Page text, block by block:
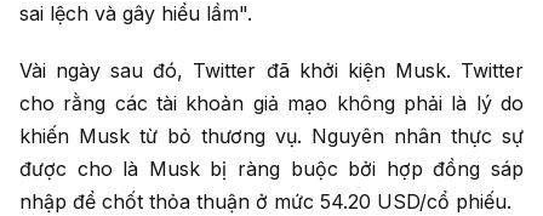
sai lệch và gây hiểu lầm".
Vài ngày sau đó, Twitter đã khởi kiện Musk. Twitter
cho rằng các tài khoản giả mạo không phải là lý do
khiến Musk từ bỏ thương vụ. Nguyên nhân thực sự
được cho là Musk bị ràng buộc bởi hợp đồng sáp
nhập để chốt thỏa thuận ở mức 54.20 USD/cổ phiếu.